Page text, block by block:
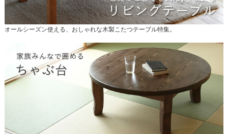
オールシーズン使える、おしゃれな木製こたつテーブル特集。